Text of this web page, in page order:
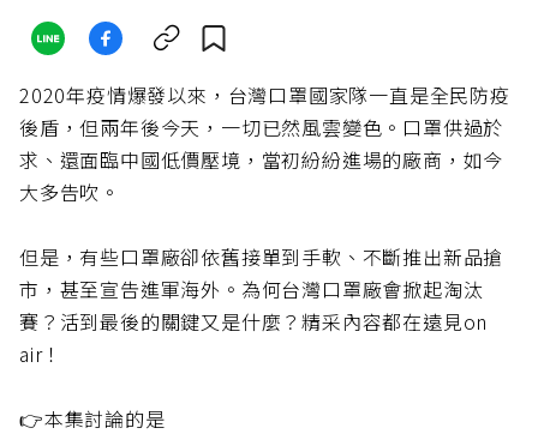
2020年疫情爆發以來，台灣口罩國家隊一直是全民防疫
後盾，但兩年後今天，一切已然風雲變色。口罩供過於
求、還面臨中國低價壓境，當初紛紛進場的廠商，如今
大多告吹。
但是，有些口罩廠卻依舊接單到手軟、不斷推出新品搶
市，甚至宣告進軍海外。為何台灣口罩廠會掀起淘汰
賽？活到最後的關鍵又是什麼？精采內容都在遠見on
air！
👉本集討論的是